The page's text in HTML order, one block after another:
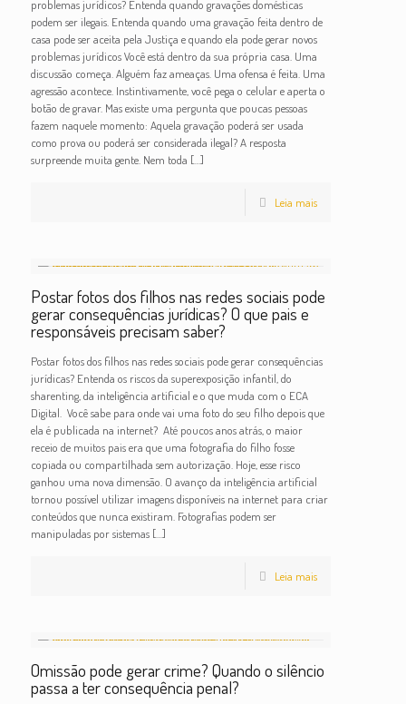
problemas jurídicos? Entenda quando gravações domésticas
podem ser ilegais. Entenda quando uma gravação feita dentro de
casa pode ser aceita pela Justiça e quando ela pode gerar novos
problemas jurídicos Você está dentro da sua própria casa. Uma
discussão começa. Alguém faz ameaças. Uma ofensa é feita. Uma
agressão acontece. Instintivamente, você pega o celular e aperta o
botão de gravar. Mas existe uma pergunta que poucas pessoas
fazem naquele momento: Aquela gravação poderá ser usada
como prova ou poderá ser considerada ilegal? A resposta
surpreende muita gente. Nem toda […]
Leia mais
Postar fotos dos filhos nas redes sociais pode
gerar consequências jurídicas? O que pais e
responsáveis precisam saber?
Postar fotos dos filhos nas redes sociais pode gerar consequências
jurídicas? Entenda os riscos da superexposição infantil, do
sharenting, da inteligência artificial e o que muda com o ECA
Digital. Você sabe para onde vai uma foto do seu filho depois que
ela é publicada na internet? Até poucos anos atrás, o maior
receio de muitos pais era que uma fotografia do filho fosse
copiada ou compartilhada sem autorização. Hoje, esse risco
ganhou uma nova dimensão. O avanço da inteligência artificial
tornou possível utilizar imagens disponíveis na internet para criar
conteúdos que nunca existiram. Fotografias podem ser
manipuladas por sistemas[…]
Leia mais
Omissão pode gerar crime? Quando o silêncio
passa a ter consequência penal?